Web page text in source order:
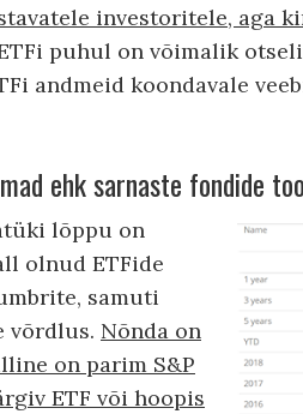
investoritele, aga
puhul on võimalik
andmeid koondavale
ehk sarnaste fondide
lõppu on
olnud ETFide
samuti
võrdlus. Nõnda on
on parim S&P
ETF või hoopis